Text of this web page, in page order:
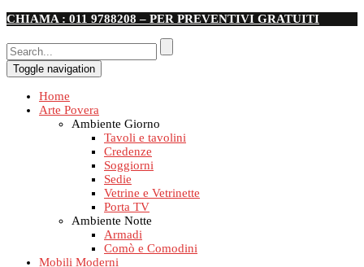
CHIAMA : 011 9788208 – PER PREVENTIVI GRATUITI
Toggle navigation
Home
Arte Povera
Ambiente Giorno
Tavoli e tavolini
Credenze
Soggiorni
Sedie
Vetrine e Vetrinette
Porta TV
Ambiente Notte
Armadi
Comò e Comodini
Mobili Moderni